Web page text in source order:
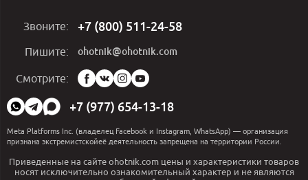
Звоните: +7 (800) 511-24-58
Пишите: ohotnik@ohotnik.com
Смотрите:
Мы
в
социальных
сетях:
+7 (977) 654-13-18
Meta Platforms Inc. (владелец Facebook и Instagram, WhatsApp) — организация
признана экстремистскойеё деятельность запрещена на территории России.
Приведенные на сайте ohotnik.com цены и характеристики товаров
носят исключительно ознакомительный характер и не являются